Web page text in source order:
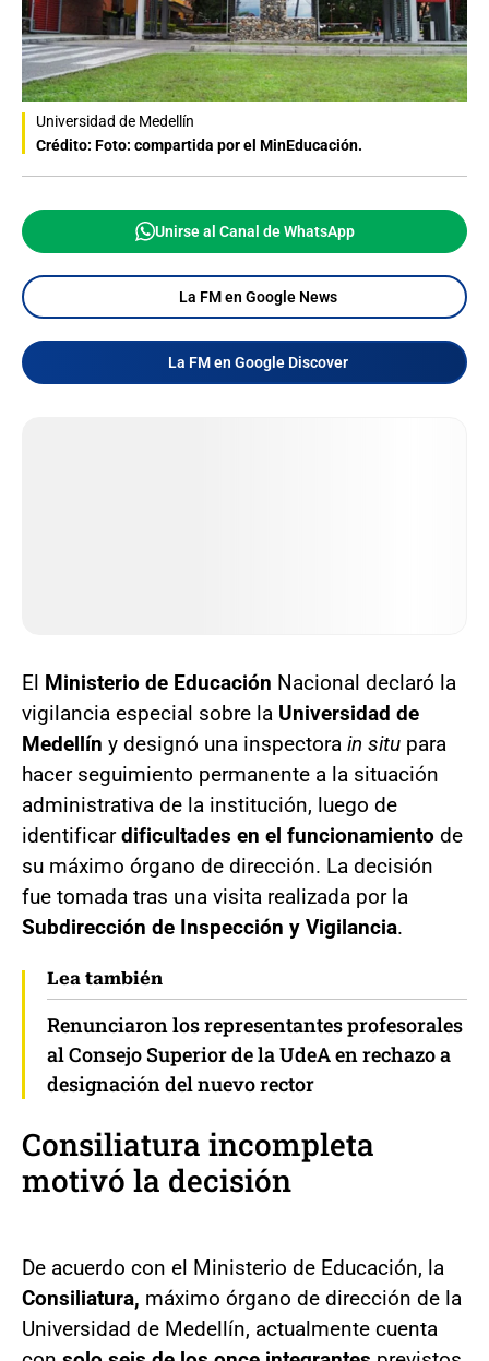
Universidad de Medellín
Crédito: Foto: compartida por el MinEducación.
Unirse al Canal de WhatsApp
La FM en Google News
La FM en Google Discover
El Ministerio de Educación Nacional declaró la
vigilancia especial sobre la Universidad de
Medellín y designó una inspectora in situ para
hacer seguimiento permanente a la situación
administrativa de la institución, luego de
identificardificultades en el funcionamiento de
su máximo órgano de dirección. La decisión
fue tomada tras una visita realizada por la
Subdirección de Inspección y Vigilancia.
Lea también
Renunciaron los representantes profesorales
al Consejo Superior de la UdeA en rechazo a
designación del nuevo rector
Consiliatura incompleta
motivó la decisión
De acuerdo con el Ministerio de Educación, la
Consiliatura, máximo órgano de dirección de la
Universidad de Medellín, actualmente cuenta